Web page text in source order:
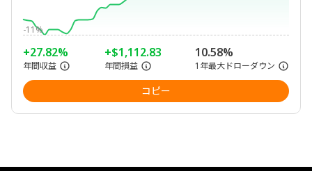
-11%
+27.82%
年間収益
+$1,112.83
年間損益
10.58%
1年最大ドローダウン
コピー